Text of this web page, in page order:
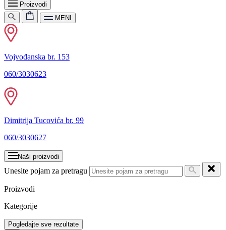
Proizvodi
MENI
Vojvođanska br. 153
060/3030623
Dimitrija Tucovića br. 99
060/3030627
Naši proizvodi
Unesite pojam za pretragu
Proizvodi
Kategorije
Pogledajte sve rezultate